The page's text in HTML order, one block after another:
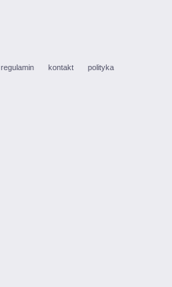
regulamin kontakt polityka